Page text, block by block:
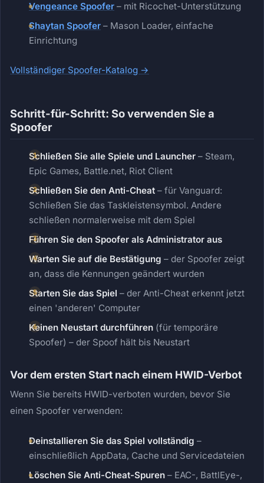
Vengeance Spoofer – mit Ricochet-Unterstützung
Shaytan Spoofer – Mason Loader, einfache
Einrichtung
Vollständiger Spoofer-Katalog →
Schritt-für-Schritt: So verwenden Sie a
Spoofer
Schließen Sie alle Spiele und Launcher – Steam,
Epic Games, Battle.net, Riot Client
Schließen Sie den Anti-Cheat – für Vanguard:
Schließen Sie das Taskleistensymbol. Andere
schließen normalerweise mit dem Spiel
Führen Sie den Spoofer als Administrator aus
Warten Sie auf die Bestätigung – der Spoofer zeigt
an, dass die Kennungen geändert wurden
Starten Sie das Spiel – der Anti-Cheat erkennt jetzt
einen 'anderen' Computer
Keinen Neustart durchführen (für temporäre
Spoofer) – der Spoof hält bis Neustart
Vor dem ersten Start nach einem HWID-Verbot
Wenn Sie bereits HWID-verboten wurden, bevor Sie
einen Spoofer verwenden:
Deinstallieren Sie das Spiel vollständig –
einschließlich AppData, Cache und Servicedateien
Löschen Sie Anti-Cheat-Spuren – EAC-, BattlEye-,